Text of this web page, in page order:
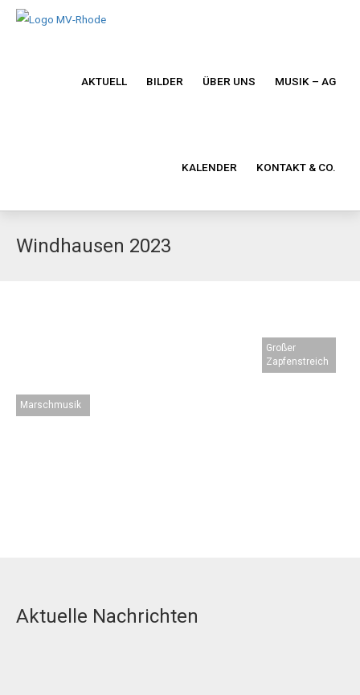
AKTUELL BILDER ÜBER UNS MUSIK – AG
KALENDER KONTAKT & CO.
Windhausen 2023
Großer
Zapfenstreich
Marschmusik
Aktuelle Nachrichten